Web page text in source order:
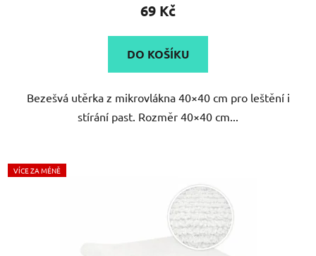
69 Kč
DO KOŠÍKU
Bezešvá utěrka z mikrovlákna 40×40 cm pro leštění i
stírání past. Rozměr 40×40 cm...
VÍCE ZA MÉNĚ